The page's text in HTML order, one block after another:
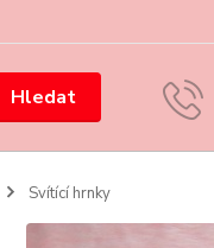
Hledat
Svítící hrnky